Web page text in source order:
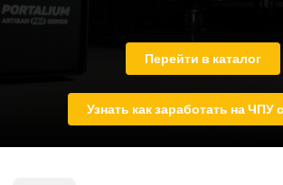
Перейти в каталог
Узнать как заработать на ЧПУ